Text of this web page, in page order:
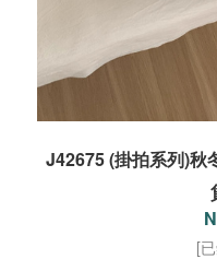
J42675 (掛拍系列)秋
[